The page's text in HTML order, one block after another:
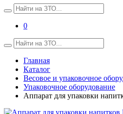
0
Главная
Каталог
Весовое и упаковочное
Упаковочное оборудование
Аппарат для упаковки